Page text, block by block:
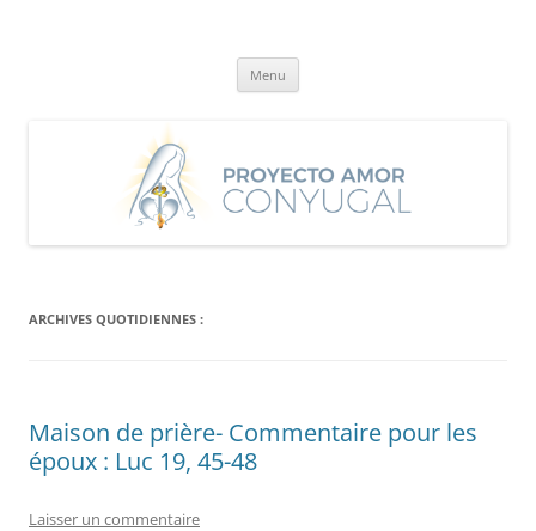
Menu
ARCHIVES QUOTIDIENNES :
Maison de prière- Commentaire pour les
époux : Luc 19, 45-48
Laisser un commentaire